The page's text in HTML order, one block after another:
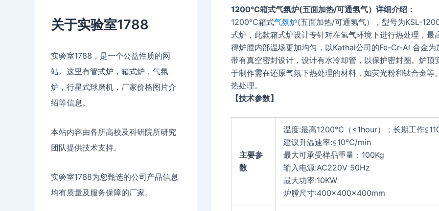
关于实验室1788
实验室1788，是一个公益性质的网
站。这里有管式炉，箱式炉，气氛
炉，行星式球磨机，厂家价格图片介
绍等信息。
本站内容由各所高校及科研院所研究
团队提供技术支持。
实验室1788为您甄选的公司产品信息
均有质量及服务保障的厂家。
1200℃箱式气氛炉(五面加热/可通氢气）详细介绍：
1200℃箱式气氛炉(五面加热/可通氢气），型号为KSL-
式炉，此款箱式炉设计专针对在氢气环境下进行热处理，
得炉膛内部温场更加均匀，以Kathal公司的Fe-Cr-Al 合金
带有真空密封设计，设计有水冷却管，以保护密封圈。炉
于制作需在还原气氛下热处理的材料，如荧光粉和钛合金
热处理。
【技术参数】
主要参
数
温度:最高1200℃（<1hour）；长期工作
建议升温速率:≦10℃/min
最大可承受样品重量：100Kg
输入电源:AC220V 50Hz
最大功率:10KW
炉膛尺寸:400×400×400mm